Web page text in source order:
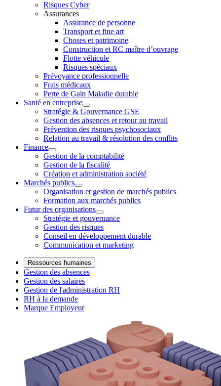
Risques Cyber
Assurances
Assurance de personne
Transport et fine art
Choses et patrimoine
Construction et RC maître d’ouvrage
Flotte véhicule
Risques spéciaux
Prévoyance professionnelle
Frais médicaux
Perte de Gain Maladie durable
Santé en entreprise
Stratégie & Gouvernance GSE
Gestion des absences et retour au travail
Prévention des risques psychosociaux
Relation au travail & résolution des conflits
Finance
Gestion de la comptabilité
Gestion de la fiscalité
Création et administration société
Marchés publics
Organisation et gestion de marchés publics
Formation aux marchés publics
Futur des organisations
Stratégie et gouvernance
Gestion des risques
Conseil en développement durable
Communication et marketing
Ressources humaines
Gestion des absences
Gestion des salaires
Gestion de l'administration RH
RH à la demande
Marque Employeur